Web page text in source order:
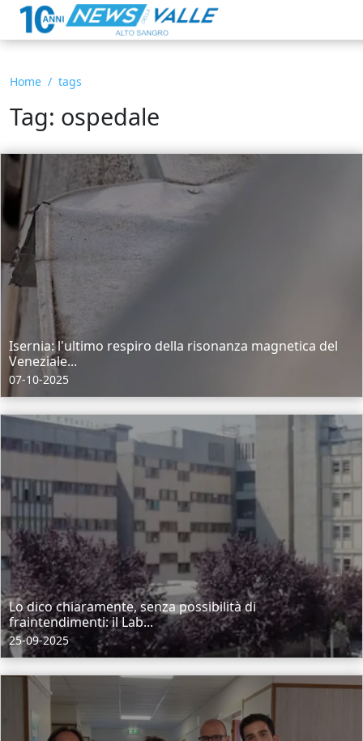
Home tags
Tag: ospedale
Isernia: l'ultimo respiro della risonanza magnetica del
Veneziale...
07-10-2025
Lo dico chiaramente, senza possibilità di
fraintendimenti: il Lab...
25-09-2025